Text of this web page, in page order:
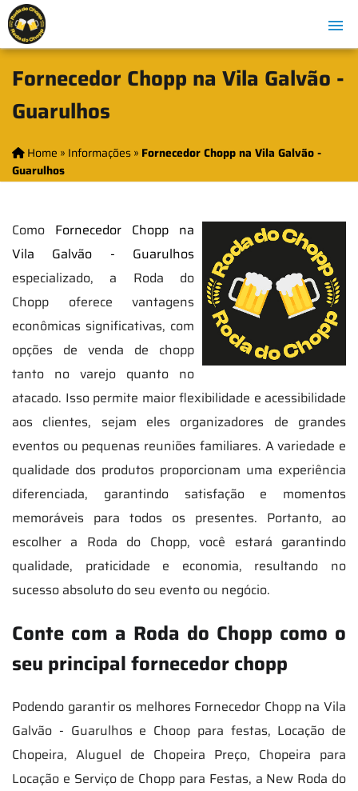
Fornecedor Chopp na Vila Galvão -
Guarulhos
Home » Informações» Fornecedor Chopp na Vila Galvão -
Guarulhos
Como Fornecedor Chopp na
Vila Galvão - Guarulhos
especializado, a Roda do
Chopp oferece vantagens
econômicas significativas, com
opções de venda de chopp
tanto no varejo quanto no
atacado. Isso permite maior flexibilidade e acessibilidade
aos clientes, sejam eles organizadores de grandes
eventos ou pequenas reuniões familiares. A variedade e
qualidade dos produtos proporcionam uma experiência
diferenciada, garantindo satisfação e momentos
memoráveis para todos os presentes. Portanto, ao
escolher a Roda do Chopp, você estará garantindo
qualidade, praticidade e economia, resultando no
sucesso absoluto do seu evento ou negócio.
Conte com a Roda do Chopp como o
seu principal fornecedor chopp
Podendo garantir os melhores Fornecedor Chopp na Vila
Galvão - Guarulhos e Choop para festas, Locação de
Chopeira, Aluguel de Chopeira Preço, Chopeira para
Locação e Serviço de Chopp para Festas, a New Roda do